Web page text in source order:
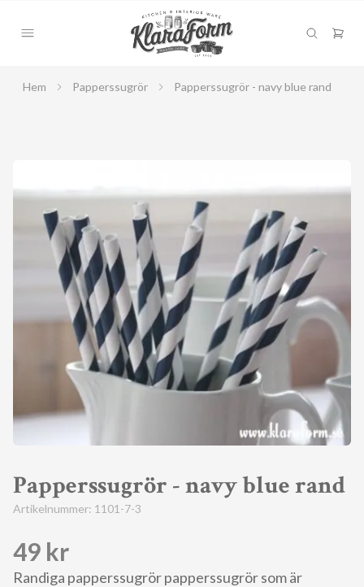
Hem Papperssugrör Papperssugrör - navy blue rand
Papperssugrör - navy blue rand
Artikelnummer: 1101-7-3
49 kr
Randiga papperssugrör papperssugrör som är